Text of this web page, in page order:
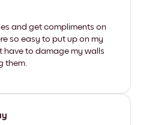
and get compliments on
so easy to put up on my
have to damage my walls
them.